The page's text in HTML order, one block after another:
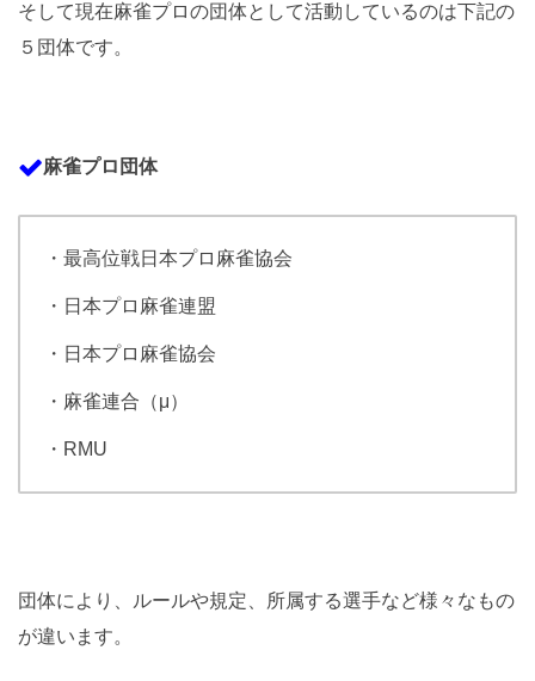
そして現在麻雀プロの団体として活動しているのは下記の
５団体です。
麻雀プロ団体
・最高位戦日本プロ麻雀協会
・日本プロ麻雀連盟
・日本プロ麻雀協会
・麻雀連合（μ）
・RMU
団体により、ルールや規定、所属する選手など様々なもの
が違います。